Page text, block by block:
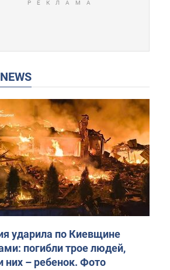
NEWS
ударила по Киевщине
погибли трое людей,
них – ребенок. Фото